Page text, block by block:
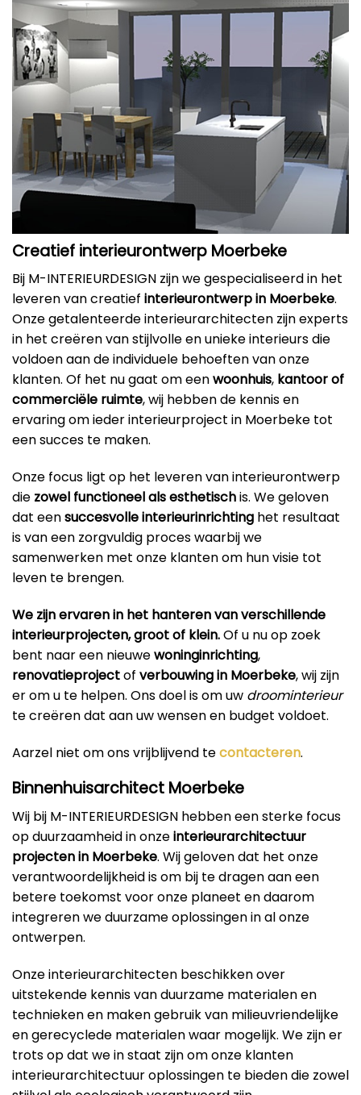
Creatief interieurontwerp Moerbeke
Bij M-INTERIEURDESIGN zijn we gespecialiseerd in het
leveren van creatief interieurontwerp in Moerbeke.
Onze getalenteerde interieurarchitecten zijn experts
in het creëren van stijlvolle en unieke interieurs die
voldoen aan de individuele behoeften van onze
klanten. Of het nu gaat om eenwoonhuis, kantoorof
commerciële ruimte, wij hebben de kennis en
ervaring om ieder interieurproject in Moerbeke tot
een succes te maken.
Onze focus ligt op het leveren van interieurontwerp
die zowel functioneel als esthetischis. We geloven
dat eensuccesvolle interieurinrichting het resultaat
is van een zorgvuldig proces waarbij we
samenwerken met onze klanten om hun visie tot
leven te brengen.
We zijn ervaren in het hanteren van verschillende
interieurprojecten, groot of klein.Of u nu op zoek
bent naar een nieuwewoninginrichting,
renovatieprojectof verbouwing in Moerbeke, wij zijn
er om u te helpen. Ons doel is om uw droominterieur
te creëren dat aan uw wensen en budget voldoet.
Aarzel niet om ons vrijblijvend tecontacteren.
Binnenhuisarchitect Moerbeke
Wij bij M-INTERIEURDESIGN hebben een sterke focus
op duurzaamheid in onzeinterieurarchitectuur
projecten in Moerbeke. Wij geloven dat het onze
verantwoordelijkheid is om bij te dragen aan een
betere toekomst voor onze planeet en daarom
integreren we duurzame oplossingen in al onze
ontwerpen.
Onze interieurarchitecten beschikken over
uitstekende kennis van duurzame materialen en
technieken en maken gebruik van milieuvriendelijke
en gerecyclede materialen waar mogelijk. We zijn er
trots op dat we in staat zijn om onze klanten
interieurarchitectuur oplossingen te bieden die zowel